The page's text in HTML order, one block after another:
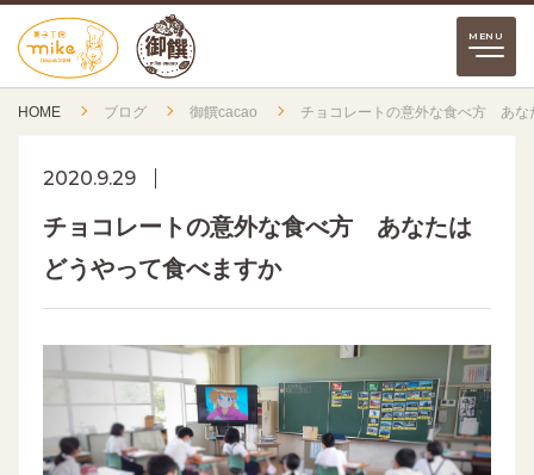
HOME ブログ 御饌cacao チョコレートの意外な食べ方 あな
2020.9.29
チョコレートの意外な食べ方 あなたは
どうやって食べますか